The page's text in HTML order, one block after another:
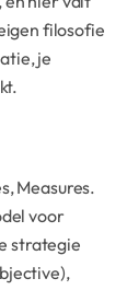
filosofie
je
Measures.
voor
strategie